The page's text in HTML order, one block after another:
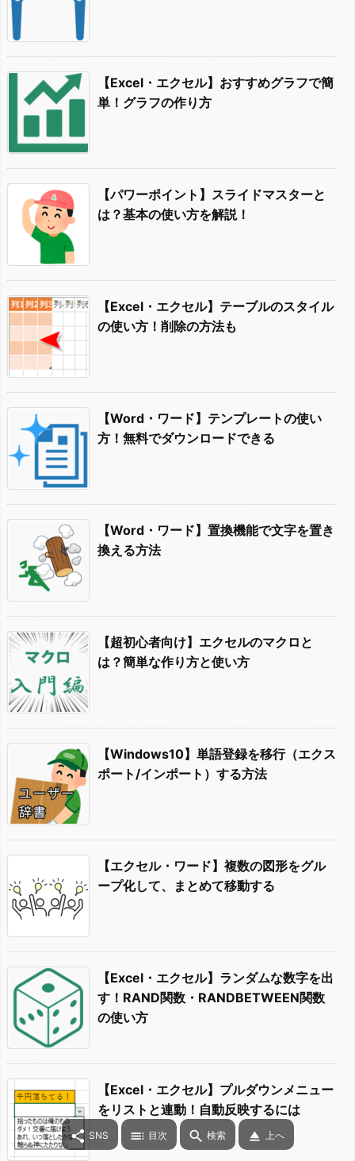
【Excel・エクセル】おすすめグラフで簡
単！グラフの作り方
【パワーポイント】スライドマスターと
は？基本の使い方を解説！
【Excel・エクセル】テーブルのスタイル
の使い方！削除の方法も
【Word・ワード】テンプレートの使い
方！無料でダウンロードできる
【Word・ワード】置換機能で文字を置き
換える方法
【超初心者向け】エクセルのマクロと
は？簡単な作り方と使い方
【Windows10】単語登録を移行（エクス
ポート/インポート）する方法
【エクセル・ワード】複数の図形をグル
ープ化して、まとめて移動する
【Excel・エクセル】ランダムな数字を出
す！RAND関数・RANDBETWEEN関数
の使い方
【Excel・エクセル】プルダウンメニュー
をリストと連動！自動反映するには
 SNS  目次  検索  上へ